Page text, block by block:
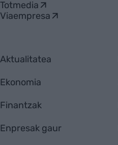
Totmedia
Viaempresa
Aktualitatea
Ekonomia
Finantzak
Enpresak gaur